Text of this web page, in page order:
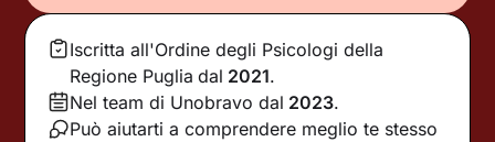
Iscritta all'Ordine degli Psicologi della
Regione Puglia dal 2021.
Nel team di Unobravo dal 2023.
Può aiutarti a comprendere meglio te stesso